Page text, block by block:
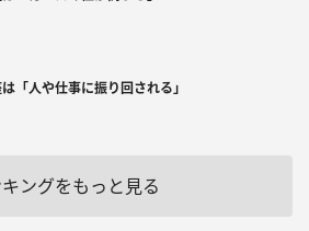
「人や仕事に振り回される」
ングをもっと見る